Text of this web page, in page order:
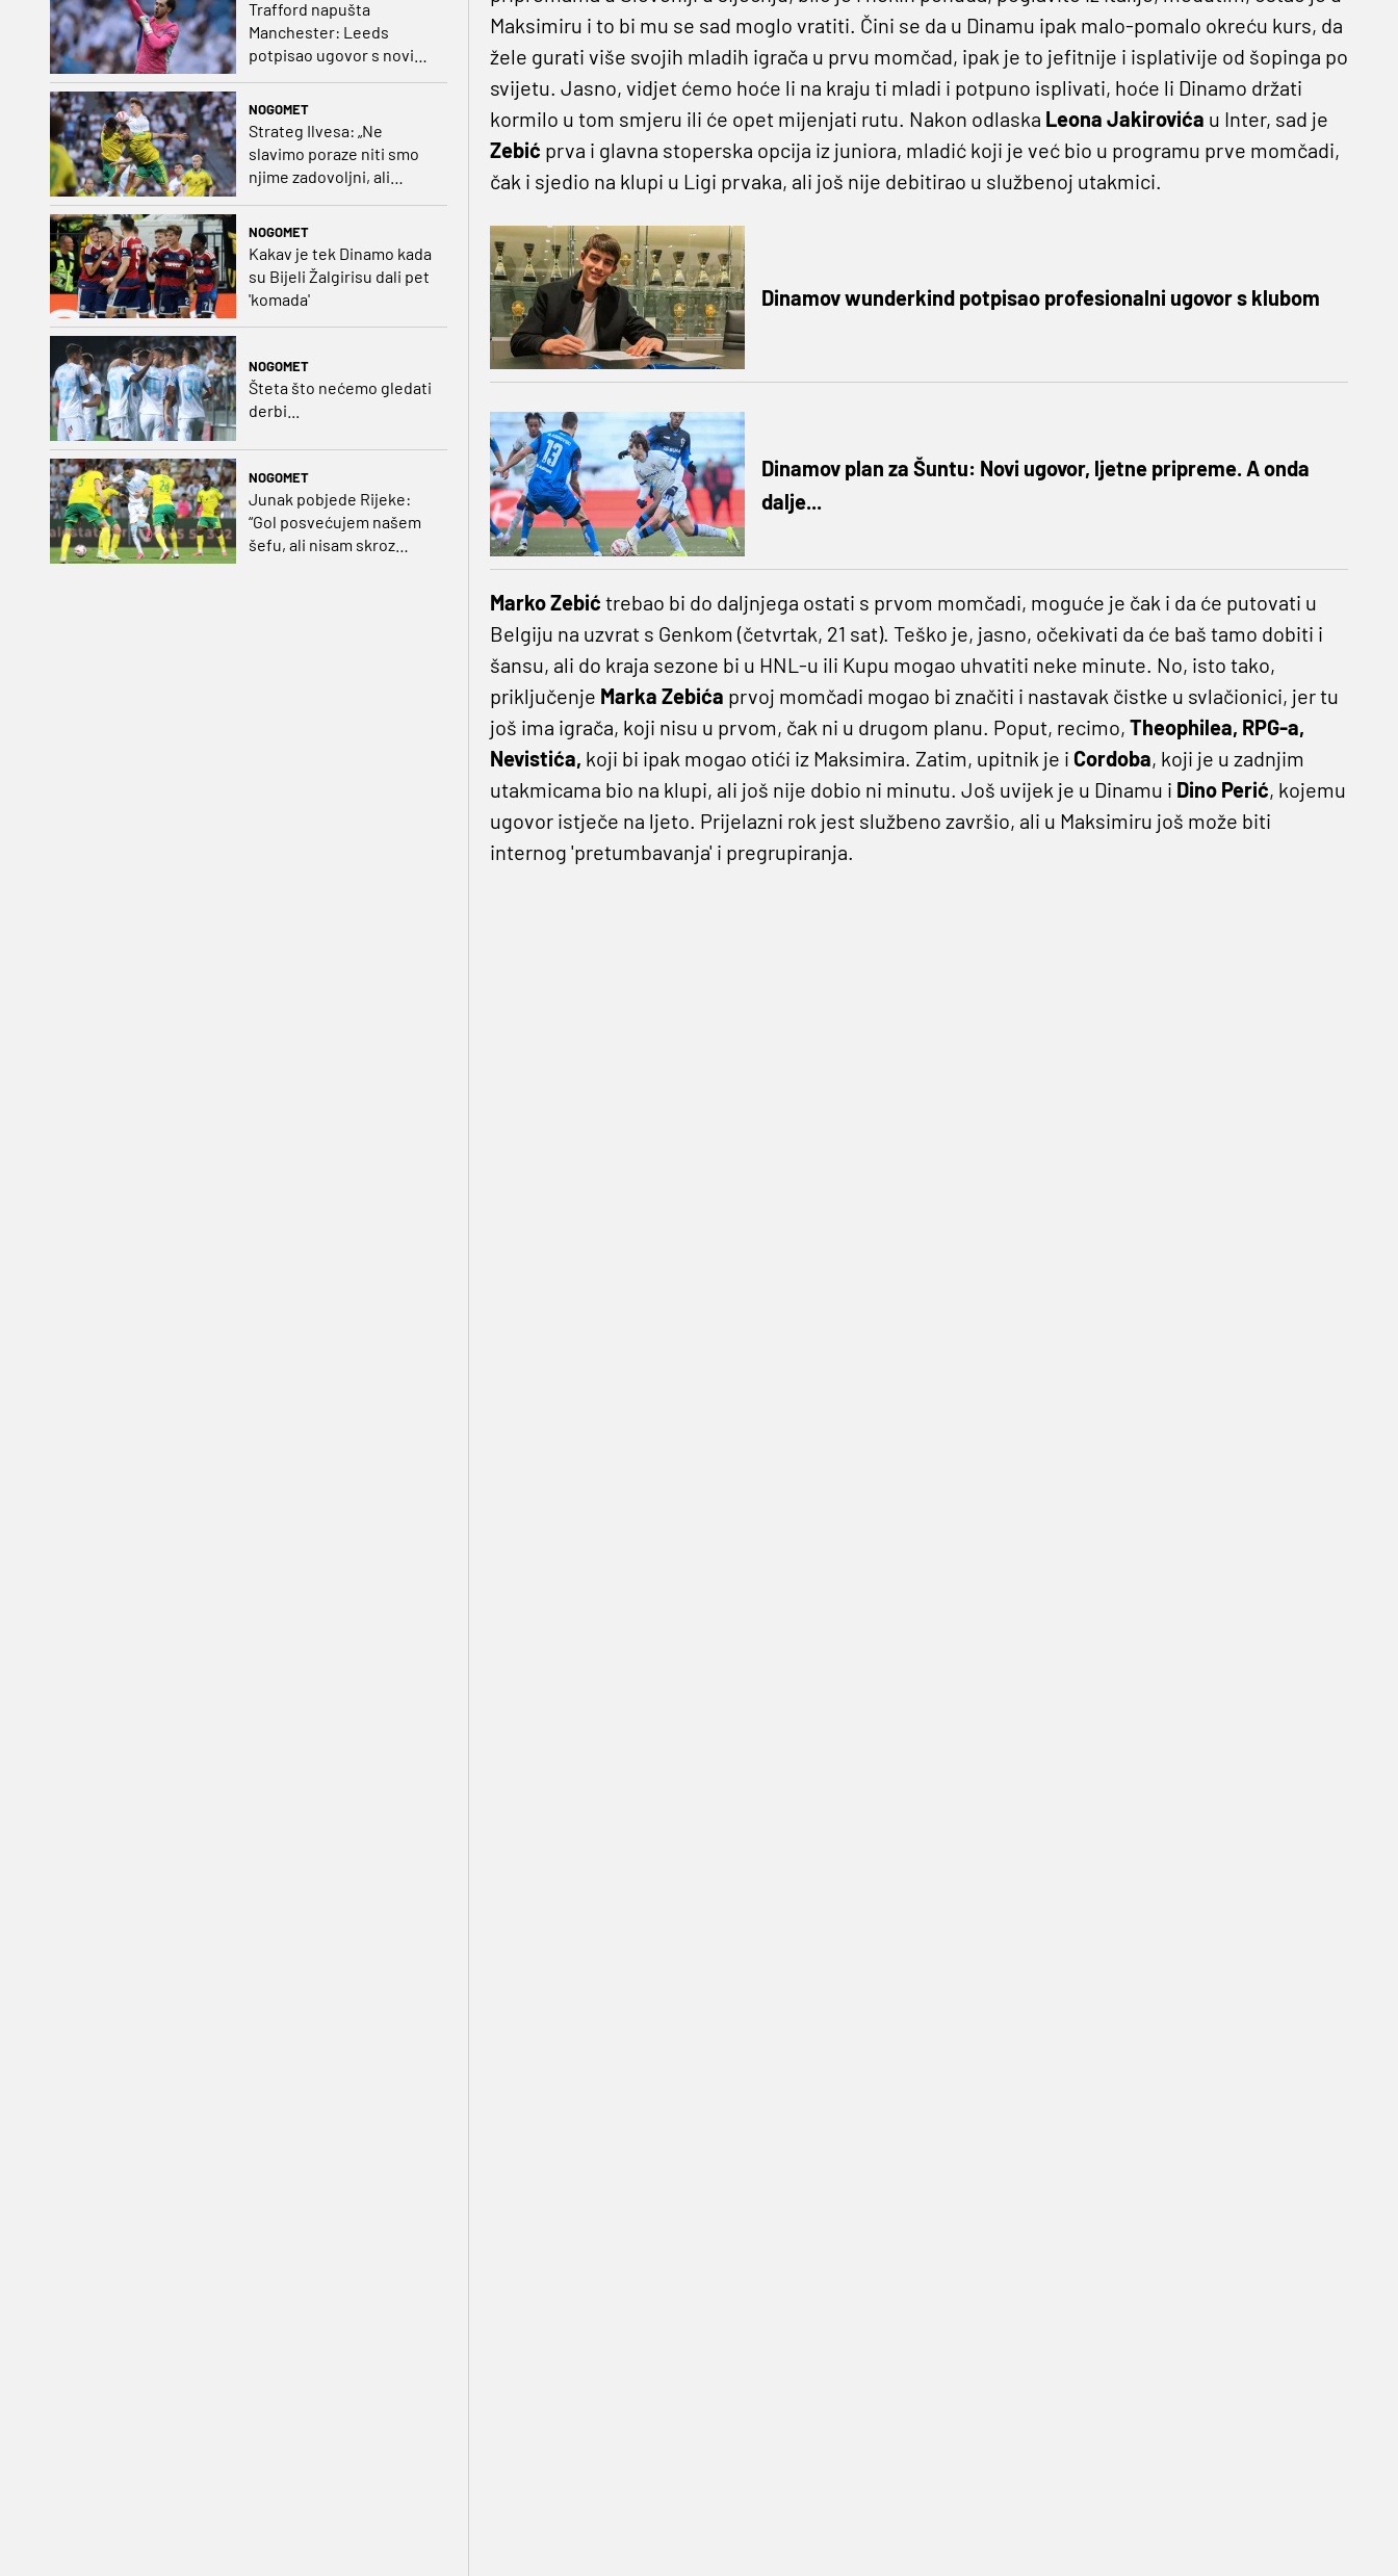
Trafford napušta
Manchester: Leeds
potpisao ugovor s novim
NOGOMET
Strateg Ilvesa: „Ne
slavimo poraze niti smo
njime zadovoljni, ali
NOGOMET
Kakav je tek Dinamo kada
su Bijeli Žalgirisu dali pet
'komada'
NOGOMET
Šteta što nećemo gledati
derbi...
NOGOMET
Junak pobjede Rijeke:
“Gol posvećujem našem
šefu, ali nisam skroz
Maksimiru i to bi mu se sad moglo vratiti. Čini se da u Dinamu ipak malo-pomalo okreću kurs, da
žele gurati više svojih mladih igrača u prvu momčad, ipak je to jefitnije i isplativije od šopinga po
svijetu. Jasno, vidjet ćemo hoće li na kraju ti mladi i potpuno isplivati, hoće li Dinamo držati
kormilo u tom smjeru ili će opet mijenjati rutu. Nakon odlaska Leona Jakirovića u Inter, sad je
Zebić prva i glavna stoperska opcija iz juniora, mladić koji je već bio u programu prve momčadi,
čak i sjedio na klupi u Ligi prvaka, ali još nije debitirao u službenoj utakmici.
Dinamov wunderkind potpisao profesionalni ugovor s klubom
Dinamov plan za Šuntu: Novi ugovor, ljetne pripreme. A onda
dalje...
Marko Zebić trebao bi do daljnjega ostati s prvom momčadi, moguće je čak i da će putovati u
Belgiju na uzvrat s Genkom (četvrtak, 21 sat). Teško je, jasno, očekivati da će baš tamo dobiti i
šansu, ali do kraja sezone bi u HNL-u ili Kupu mogao uhvatiti neke minute. No, isto tako,
priključenje Marka Zebića prvoj momčadi mogao bi značiti i nastavak čistke u svlačionici, jer tu
još ima igrača, koji nisu u prvom, čak ni u drugom planu. Poput, recimo, Theophilea, RPG-a,
Nevistića, koji bi ipak mogao otići iz Maksimira. Zatim, upitnik je i Cordoba, koji je u zadnjim
utakmicama bio na klupi, ali još nije dobio ni minutu. Još uvijek je u Dinamu i Dino Perić, kojemu
ugovor istječe na ljeto. Prijelazni rok jest službeno završio, ali u Maksimiru još može biti
internog 'pretumbavanja' i pregrupiranja.